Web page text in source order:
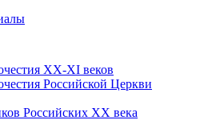
ХХ-XI веков
Российской Церкви
Российских ХХ века